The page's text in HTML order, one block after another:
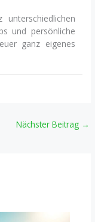
und persönliche
ganz eigenes
Nächster Beitrag →